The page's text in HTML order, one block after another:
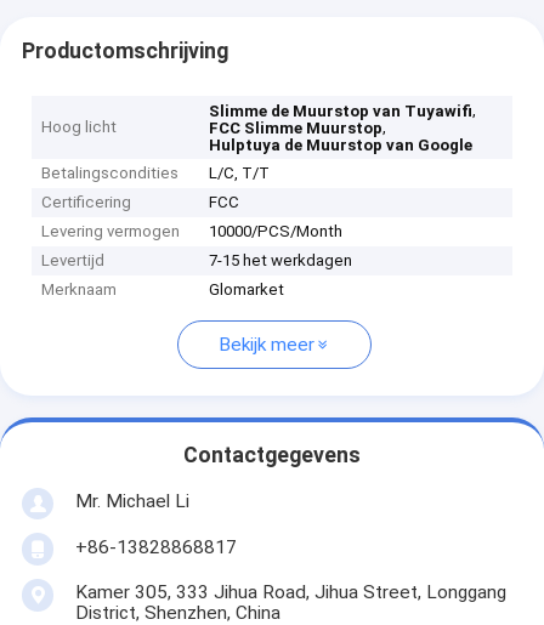
Productomschrijving
Hoog licht
Slimme de Muurstop van Tuyawifi,
FCC Slimme Muurstop,
Hulptuya de Muurstop van Google
Betalingscondities
L/C, T/T
Certificering
FCC
Levering vermogen
10000/PCS/Month
Levertijd
7-15 het werkdagen
Merknaam
Glomarket
Bekijk meer
Contactgegevens
Mr. Michael Li
+86-13828868817
Kamer 305, 333 Jihua Road, Jihua Street, Longgang
District, Shenzhen, China